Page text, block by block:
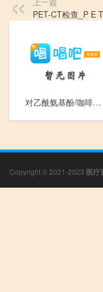
PET-CT检查_P E
对乙酰氨基酚/咖啡因_Dui Yi Xian An Ji Fen / Ka Fei Yin
Copyright © 2021-2023 医疗